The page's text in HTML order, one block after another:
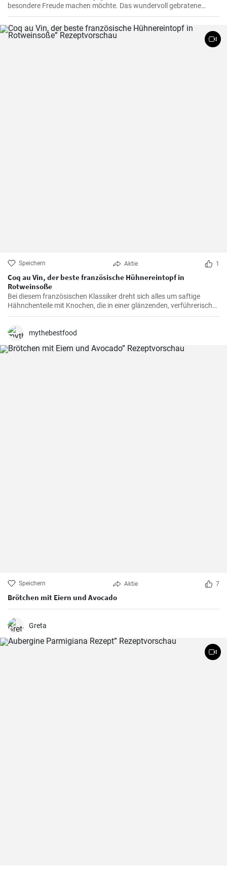
besondere Freude machen möchte. Das wundervoll gebratene
Hähnchen, mariniert in cremigem Eierteig und überzogen mit einer
zitronigen Sauce, ist immer wieder beeindruckend. Glauben Sie mir,
wenn Sie dieses schmackhafte Chicken Francaise einmal probiert
haben, werden Sie es in Ihre Liste der Lieblingsrezepte aufnehmen.
Speichern Aktie 1
Coq au Vin, der beste französische Hühnereintopf in
Rotweinsoße
Bei diesem französischen Klassiker dreht sich alles um saftige
Hähnchenteile mit Knochen, die in einer glänzenden, verführerisch
dunklen und reichhaltigen Rotweinsauce geschmort werden.
mythebestfood
Speichern Aktie 7
Brötchen mit Eiern und Avocado
Greta